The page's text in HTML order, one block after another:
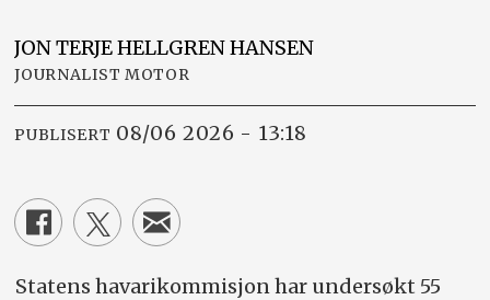
JON TERJE HELLGRENHANSEN
JOURNALIST MOTOR
PUBLISERT 08/06 2026 - 13:18
Statens havarikommisjon har undersøkt 55